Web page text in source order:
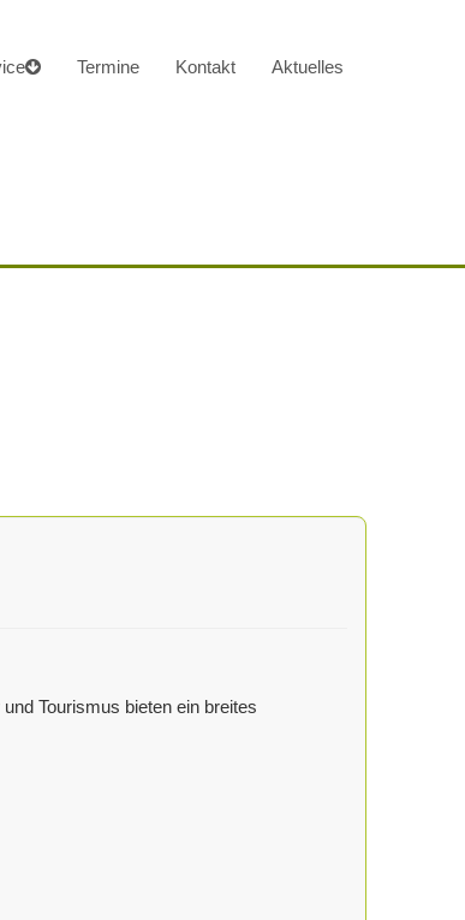
Termine Kontakt Aktuelles
Tourismus bieten ein breites